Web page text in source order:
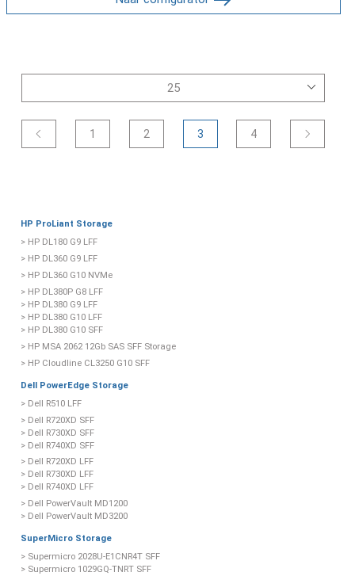
1 2 3 4
HP ProLiant Storage
> HP DL180 G9 LFF
> HP DL360 G9 LFF
> HP DL360 G10 NVMe
> HP DL380P G8 LFF
> HP DL380 G9 LFF
> HP DL380 G10 LFF
> HP DL380 G10 SFF
> HP MSA 2062 12Gb SAS SFF Storage
> HP Cloudline CL3250 G10 SFF
Dell PowerEdge Storage
> Dell R510 LFF
> Dell R720XD SFF
> Dell R730XD SFF
> Dell R740XD SFF
> Dell R720XD LFF
> Dell R730XD LFF
> Dell R740XD LFF
> Dell PowerVault MD1200
> Dell PowerVault MD3200
SuperMicro Storage
> Supermicro 2028U-E1CNR4T SFF
> Supermicro 1029GQ-TNRT SFF